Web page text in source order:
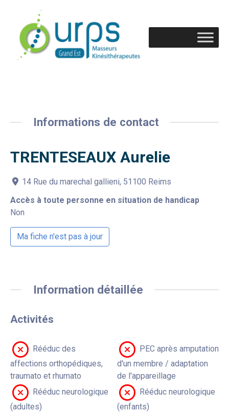
Informations de contact
TRENTESEAUX Aurelie
14 Rue du marechal gallieni, 51100 Reims
Accès à toute personne en situation de handicap
Non
Ma fiche n'est pas à jour
Information détaillée
Activités
Rééduc des
affections orthopédiques,
traumato et rhumato
PEC après amputation
d'un membre / adaptation
de l'appareillage
Rééduc neurologique
(adultes)
Rééduc neurologique
(enfants)